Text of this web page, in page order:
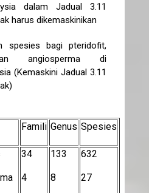
dalam Jadual 3.11
harus dikemaskinikan
spesies bagi pteridofit,
angiosperma di
(Kemaskini Jadual 3.11
Famili Genus Spesies
34
4
133
8
632
27